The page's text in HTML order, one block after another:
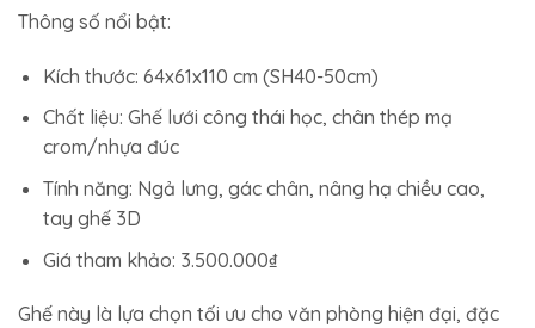
Thông số nổi bật:
Kích thước: 64x61x110 cm (SH40-50cm)
Chất liệu: Ghế lưới công thái học, chân thép mạ
crom/nhựa đúc
Tính năng: Ngả lưng, gác chân, nâng hạ chiều cao,
tay ghế 3D
Giá tham khảo: 3.500.000₫
Ghế này là lựa chọn tối ưu cho văn phòng hiện đại, đặc